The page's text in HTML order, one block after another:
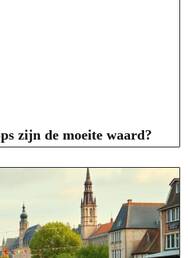
zijn de moeite waard?